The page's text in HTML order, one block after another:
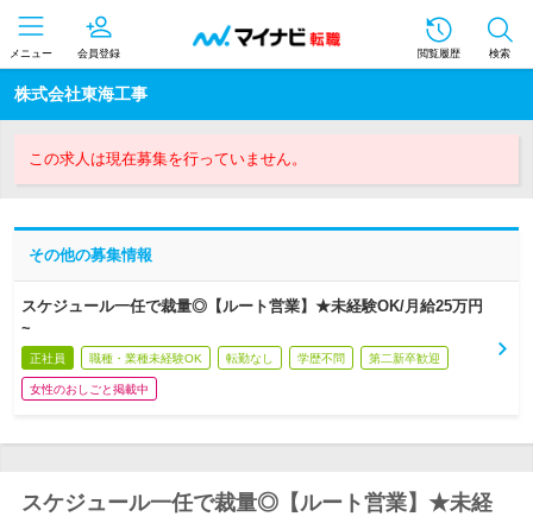
メニュー 会員登録 閲覧履歴 検索
株式会社東海工事
この求人は現在募集を行っていません。
その他の募集情報
スケジュール一任で裁量◎【ルート営業】★未経験OK/月給25万円
~
正社員 職種・業種未経験OK 転勤なし 学歴不問 第二新卒歓迎
女性のおしごと掲載中
スケジュール一任で裁量◎【ルート営業】★未経